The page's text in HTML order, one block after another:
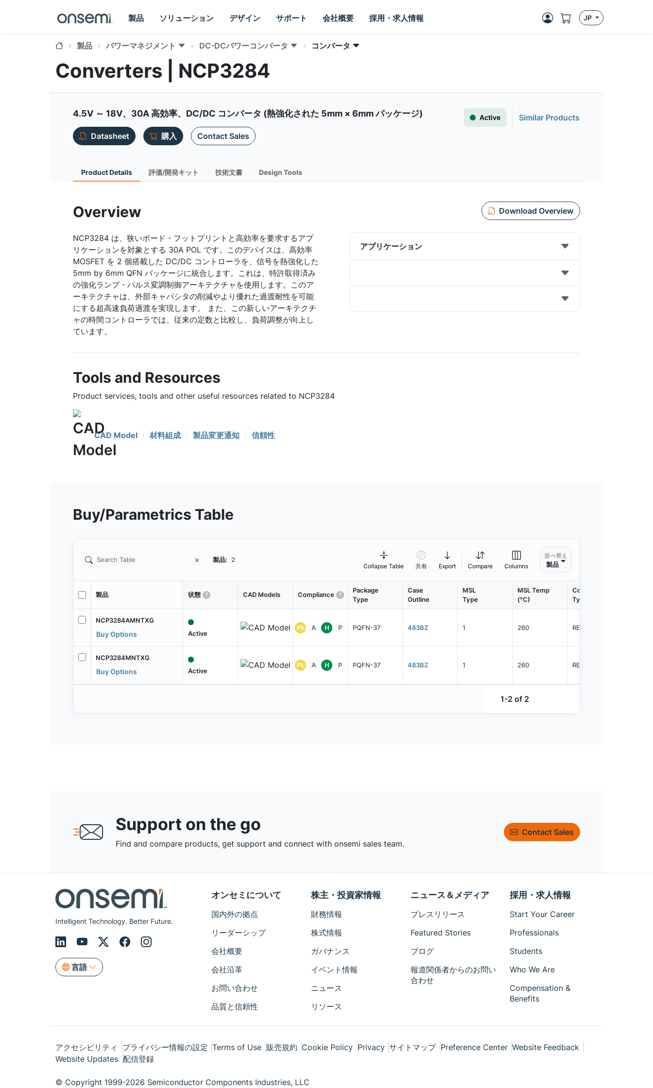
製品 ソリューション デザイン サポート 会社概要 採用・求人情報 JP
製品 パワーマネジメント DC-DCパワーコンバータ コンバータ
Converters | NCP3284
4.5V ～ 18V、30A 高効率、DC/DC コンバータ (熱強化された 5mm × 6mm パッケージ) Active
Similar Products
Datasheet
購入 Contact Sales
Product Details 評価/開発キット 技術文書 Design Tools
Overview Download Overview
NCP3284 は、狭いボード・フットプリントと高効率を要求するアプ
リケーションを対象とする 30A POL です。このデバイスは、高効率
MOSFET を 2 個搭載した DC/DC コントローラを、信号を熱強化した
5mm by 6mm QFN パッケージに統合します。これは、特許取得済み
の強化ランプ・パルス変調制御アーキテクチャを使用します。このア
ーキテクチャは、外部キャパシタの削減やより優れた過渡耐性を可能
にする超高速負荷過渡を実現します。 また、この新しいアーキテクチ
ャの時間コントローラでは、従来の定数と比較し、負荷調整が向上し
ています。
アプリケーション
Tools and Resources
Product services, tools and other useful resources related to NCP3284
CAD Model 材料組成 製品変更通知 信頼性
Buy/Parametrics Table
製品: 2
Collapse Table 共有 Export Compare Columns
並べ替え
製品
製品 状態 CAD Models Compliance
Package
Type
Case
Outline
MSL
Type
MSL Temp
(°C)
Container
Type
NCP3284AMNTXG
Buy Options Active
Pb A H P PQFN-37 483BZ 1 260 REEL
NCP3284MNTXG
Buy Options Active
Pb A H P PQFN-37 483BZ 1 260 REEL
1-2 of 2
Support on the go
Find and compare products, get support and connect with onsemi sales team.
Contact Sales
Intelligent Technology. Better Future.
言語
オンセミについて
国内外の拠点
リーダーシップ
会社概要
会社沿革
お問い合わせ
品質と信頼性
株主・投資家情報
財務情報
株式情報
ガバナンス
イベント情報
ニュース
リソース
ニュース＆メディア
プレスリリース
Featured Stories
ブログ
報道関係者からのお問い
合わせ
採用・求人情報
Start Your Career
Professionals
Students
Who We Are
Compensation &
Benefits
アクセシビリティ プライバシー情報の設定 Terms of Use 販売規約 Cookie Policy Privacy サイトマップ Preference Center Website Feedback
Website Updates 配信登録
© Copyright 1999-2026 Semiconductor Components Industries, LLC